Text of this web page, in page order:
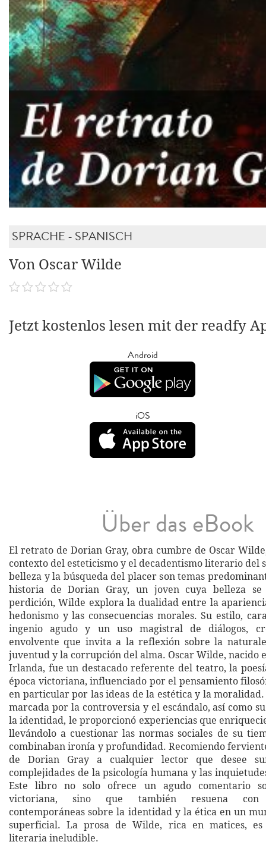
SPRACHE - SPANISCH
Von Oscar Wilde
Jetzt kostenlos lesen mit der readfy
Android
iOS
Über das eBook
El retrato de Dorian Gray, obra cumbre de Oscar
contexto del esteticismo y el decadentismo literario del
belleza y la búsqueda del placer son temas
historia de Dorian Gray, un joven cuya belleza
perdición, Wilde explora la dualidad entre la
hedonismo y las consecuencias morales. Su estilo,
ingenio agudo y un uso magistral de diálogos,
envolvente que invita a la reflexión sobre la
juventud y la corrupción del alma. Oscar Wilde, nacido
Irlanda, fue un destacado referente del teatro, la
época victoriana, influenciado por el pensamiento
en particular por las ideas de la estética y la
marcada por la controversia y el escándalo, así como
la identidad, le proporcionó experiencias que
llevándolo a cuestionar las normas sociales de su
combinaban ironía y profundidad. Recomiendo
de Dorian Gray a cualquier lector que desee
complejidades de la psicología humana y las
Este libro no solo ofrece un agudo comentario
victoriana, sino que también resuena con
contemporáneas sobre la identidad y la ética en un
superficial. La prosa de Wilde, rica en matices, es
literaria ineludible.